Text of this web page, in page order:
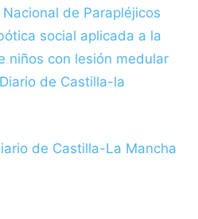
de Parapléjicos
social aplicada a la
niños con lesión medular
Diario de Castilla-la
de Castilla-La Mancha